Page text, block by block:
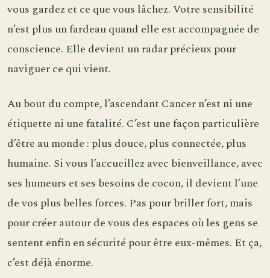
vous gardez et ce que vous lâchez. Votre sensibilité
n’est plus un fardeau quand elle est accompagnée de
conscience. Elle devient un radar précieux pour
naviguer ce qui vient.
Au bout du compte, l’ascendant Cancer n’est ni une
étiquette ni une fatalité. C’est une façon particulière
d’être au monde : plus douce, plus connectée, plus
humaine. Si vous l’accueillez avec bienveillance, avec
ses humeurs et ses besoins de cocon, il devient l’une
de vos plus belles forces. Pas pour briller fort, mais
pour créer autour de vous des espaces où les gens se
sentent enfin en sécurité pour être eux-mêmes. Et ça,
c’est déjà énorme.